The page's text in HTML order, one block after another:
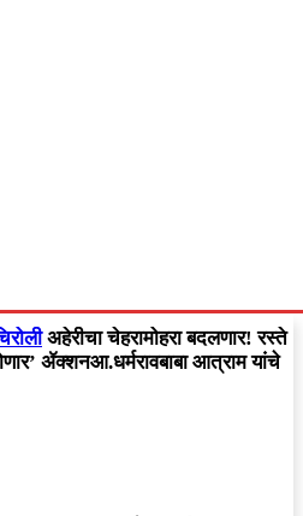
अहेरीचा चेहरामोहरा बदलणार! रस्ते
ॲक्शनआ.धर्मरावबाबा आत्राम यांचे